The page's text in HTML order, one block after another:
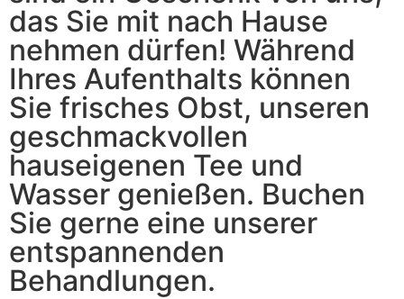
das Sie mit nach Hause
nehmen dürfen! Während
Ihres Aufenthalts können
Sie frisches Obst, unseren
geschmackvollen
hauseigenen Tee und
Wasser genießen. Buchen
Sie gerne eine unserer
entspannenden
Behandlungen.